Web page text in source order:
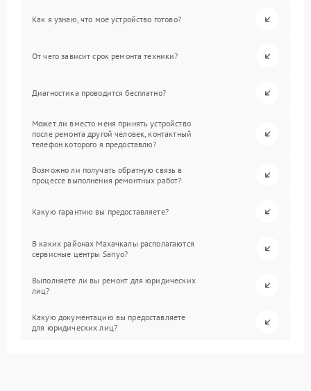
Как я узнаю, что мое устройство готово?
От чего зависит срок ремонта техники?
Диагностика проводится бесплатно?
Может ли вместо меня принять устройство
после ремонта другой человек, контактный
телефон которого я предоставлю?
Возможно ли получать обратную связь в
процессе выполнения ремонтных работ?
Какую гарантию вы предоставляете?
В каких районах Махачкалы располагаются
сервисные центры Sanyo?
Выполняете ли вы ремонт для юридических
лиц?
Какую документацию вы предоставляете
для юридических лиц?